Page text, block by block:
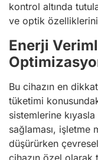
kontrol altında
ve optik
Enerji
Bu cihazın en
tüketimi
sistemlerine
sağlaması, işletme
düşürürken
cihazın özel olarak